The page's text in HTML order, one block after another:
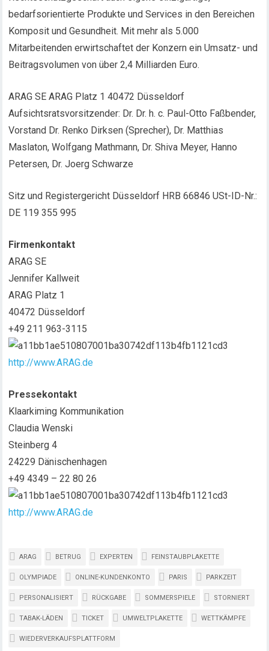
bedarfsorientierte Produkte und Services in den Bereichen
Komposit und Gesundheit. Mit mehr als 5.000
Mitarbeitenden erwirtschaftet der Konzern ein Umsatz- und
Beitragsvolumen von über 2,4 Milliarden Euro.
ARAG SE ARAG Platz 1 40472 Düsseldorf
Aufsichtsratsvorsitzender: Dr. Dr. h. c. Paul-Otto Faßbender,
Vorstand Dr. Renko Dirksen (Sprecher), Dr. Matthias
Maslaton, Wolfgang Mathmann, Dr. Shiva Meyer, Hanno
Petersen, Dr. Joerg Schwarze
Sitz und Registergericht Düsseldorf HRB 66846 USt-ID-Nr.:
DE 119 355 995
Firmenkontakt
ARAG SE
Jennifer Kallweit
ARAG Platz 1
40472 Düsseldorf
+49 211 963-3115
http://www.ARAG.de
Pressekontakt
Klaarkiming Kommunikation
Claudia Wenski
Steinberg 4
24229 Dänischenhagen
+49 4349 – 22 80 26
http://www.ARAG.de
ARAG BETRUG EXPERTEN FEINSTAUBPLAKETTE
OLYMPIADE ONLINE-KUNDENKONTO PARIS PARKZEIT
PERSONALISIERT RÜCKGABE SOMMERSPIELE STORNIERT
TABAK-LÄDEN TICKET UMWELTPLAKETTE WETTKÄMPFE
WIEDERVERKAUFSPLATTFORM